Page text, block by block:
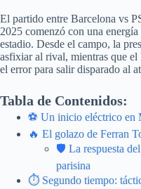
El partido entre Barcelona vs
2025 comenzó con una
estadio. Desde el campo, la
asfixiar al rival, mientras que el
el error para salir disparado al
Tabla de Contenidos:
⚽ Un inicio eléctrico en
🔥 El golazo de Ferran
🛡️ La respuesta
parisina
⏱️ Segundo tiempo: